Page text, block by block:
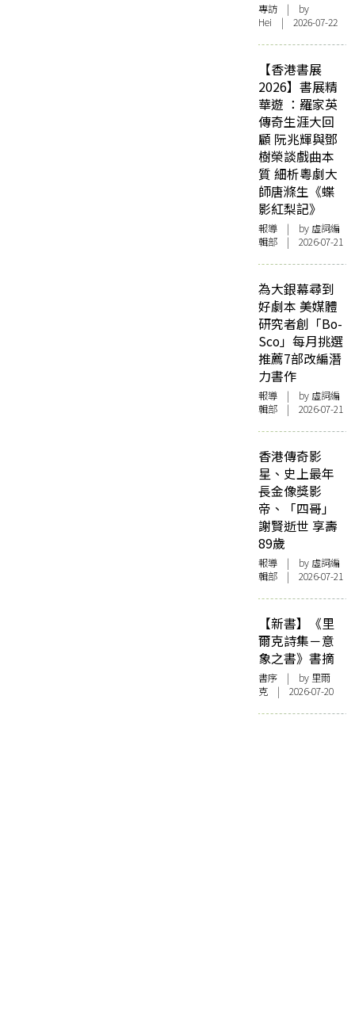
專訪 | by
Hei | 2026-07-22
【香港書展
2026】書展精
華遊 ：羅家英
傳奇生涯大回
顧 阮兆輝與鄧
樹榮談戲曲本
質 細析粵劇大
師唐滌生《蝶
影紅梨記》
報導 | by 虛詞編
輯部 | 2026-07-21
為大銀幕尋到
好劇本 美媒體
研究者創「Bo-
Sco」每月挑選
推薦7部改編潛
力書作
報導 | by 虛詞編
輯部 | 2026-07-21
香港傳奇影
星、史上最年
長金像獎影
帝、「四哥」
謝賢逝世 享壽
89歲
報導 | by 虛詞編
輯部 | 2026-07-21
【新書】《里
爾克詩集－意
象之書》書摘
書序 | by 里爾
克 | 2026-07-20